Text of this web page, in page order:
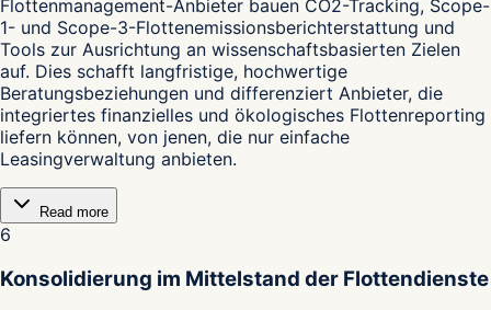
Flottenmanagement-Anbieter bauen CO2-Tracking, Scope-
1- und Scope-3-Flottenemissionsberichterstattung und
Tools zur Ausrichtung an wissenschaftsbasierten Zielen
auf. Dies schafft langfristige, hochwertige
Beratungsbeziehungen und differenziert Anbieter, die
integriertes finanzielles und ökologisches Flottenreporting
liefern können, von jenen, die nur einfache
Leasingverwaltung anbieten.
Read more
6
Konsolidierung im Mittelstand der Flottendienste